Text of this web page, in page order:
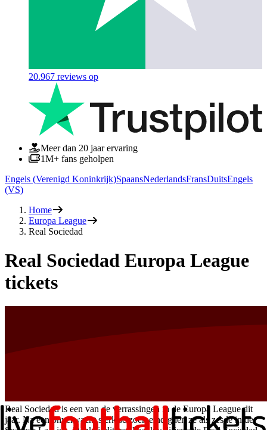
20.967 reviews op
Meer dan 20 jaar ervaring
1M+ fans geholpen
Engels (Verenigd Koninkrijk)SpaansNederlandsFransDuitsEngels
(VS)
Home
Europa League
Real Sociedad
Real Sociedad Europa League
tickets
Real Sociedad is een van de verrassingen in de Europa League dit
jaar. Na een onverwacht sterk seizoen eindigden ze als zesde in de